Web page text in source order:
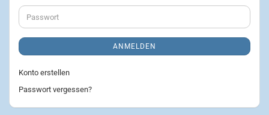
Adresse
Passwort
ANMELDEN
Konto erstellen
Passwort vergessen?